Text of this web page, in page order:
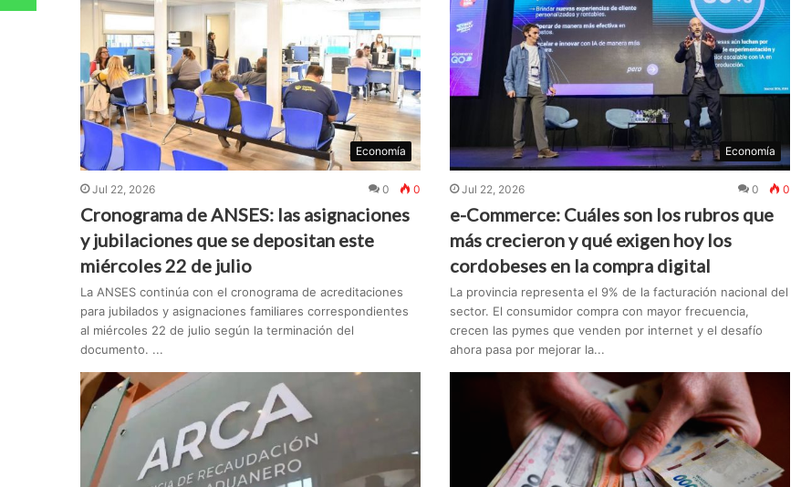
Economía
Jul 22, 2026 0 0
Cronograma de ANSES: las asignaciones
y jubilaciones que se depositan este
miércoles 22 de julio
La ANSES continúa con el cronograma de acreditaciones
para jubilados y asignaciones familiares correspondientes
al miércoles 22 de julio según la terminación del
documento. ...
Economía
Jul 22, 2026 0 0
e-Commerce: Cuáles son los rubros que
más crecieron y qué exigen hoy los
cordobeses en la compra digital
La provincia representa el 9% de la facturación nacional del
sector. El consumidor compra con mayor frecuencia,
crecen las pymes que venden por internet y el desafío
ahora pasa por mejorar la...